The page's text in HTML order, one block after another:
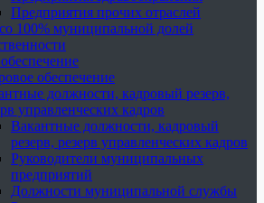
Предприятия прочих отраслей
100% муниципальной долей
обеспечение
должности, кадровый резерв,
управленческих кадров
Вакантные должности, кадровый
резерв, резерв управленческих кадров
Руководители муниципальных
предприятий
Должности муниципальной службы